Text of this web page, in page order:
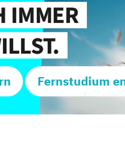
Fernstudium